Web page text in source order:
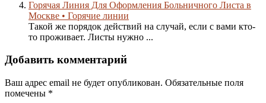
Горячая Линия Для Оформления Больничного Листа в
Москве • Горячие линии
Такой же порядок действий на случай, если с вами кто-
то проживает. Листы нужно ...
Добавить комментарий
Ваш адрес email не будет опубликован. Обязательные поля
помечены *